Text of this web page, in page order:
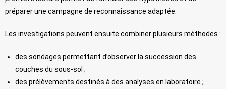
préparer une campagne de reconnaissance adaptée.
Les investigations peuvent ensuite combiner plusieurs méthodes :
des sondages permettant d’observer la succession des
couches du sous-sol ;
des prélèvements destinés à des analyses en laboratoire ;